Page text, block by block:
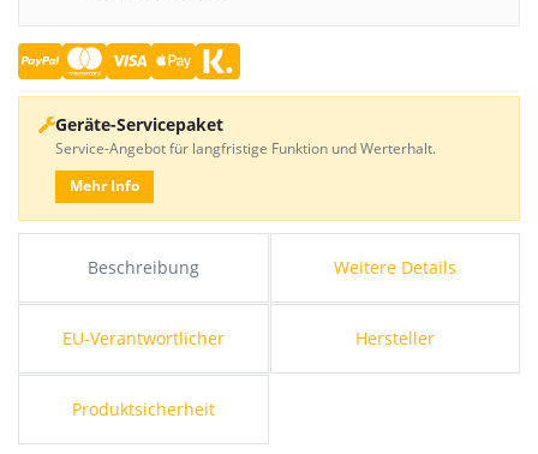
Beschreibung Weitere Details
EU-Verantwortlicher Hersteller
Produktsicherheit
Geräte-Servicepaket
Service-Angebot für langfristige Funktion und Werterhalt.
Mehr Info